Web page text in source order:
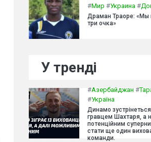
#Мир #Украина #
Драман Траоре: «Мы
три очка»
У тренді
#Азербайджан #
#Україна
Динамо
гравцем Шахтаря, а
потенційним
стати ще один
команди.